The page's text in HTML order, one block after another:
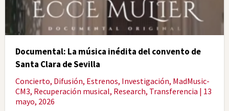
Documental: La música inédita del convento de
Santa Clara de Sevilla
Concierto, Difusión, Estrenos, Investigación, MadMusic-
CM3, Recuperación musical, Research, Transferencia | 13
mayo, 2026